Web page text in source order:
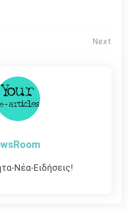
Next
Νέα-Ειδήσεις!